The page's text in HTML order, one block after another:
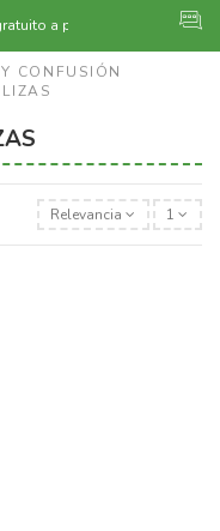
a partir de 400€. Otros
CONFUSIÓN
Relevancia 1